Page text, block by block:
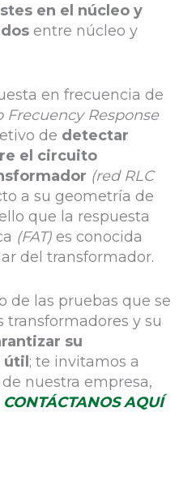
en el núcleo y
entre núcleo y
en frecuencia de
Frecuency Response
de detectar
el circuito
(red RLC
a su geometría de
que la respuesta
(FAT) es conocida
del transformador.
de las pruebas que se
transformadores y su
su
útil; te invitamos a
nuestra empresa,
CONTÁCTANOS AQUÍ